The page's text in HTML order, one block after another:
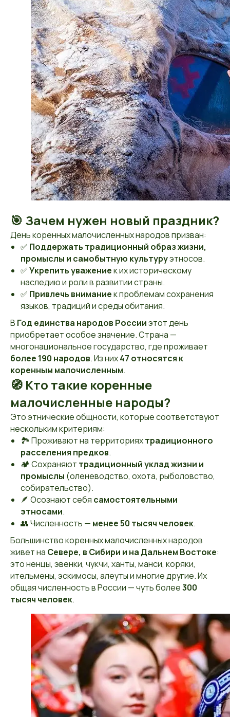
🎯 Зачем нужен новый праздник?
День коренных малочисленных народов призван:
✅ Поддержать традиционный образ жизни,
промыслы и самобытную культуруэтносов.
✅Укрепить уважениек их историческому
наследию и роли в развитии страны.
✅ Привлечь вниманиек проблемам сохранения
языков, традиций и среды обитания.
В Год единства народов Россииэтот день
приобретает особое значение. Страна —
многонациональное государство, где проживает
более 190 народов. Из них47 относятся к
коренным малочисленным.
🧭 Кто такие коренные
малочисленные народы?
Это этнические общности, которые соответствуют
нескольким критериям:
🏞 Проживают на территорияхтрадиционного
расселения предков.
🏕 Сохраняют традиционный уклад жизни и
промыслы (оленеводство, охота, рыболовство,
собирательство).
🪶 Осознают себя самостоятельными
этносами.
👥 Численность — менее 50 тысяч человек.
Большинство коренных малочисленных народов
живет на Севере, в Сибири и на Дальнем Востоке:
это ненцы, эвенки, чукчи, ханты, манси, коряки,
ительмены, эскимосы, алеуты и многие другие. Их
общая численность в России — чуть более300
тысяч человек.